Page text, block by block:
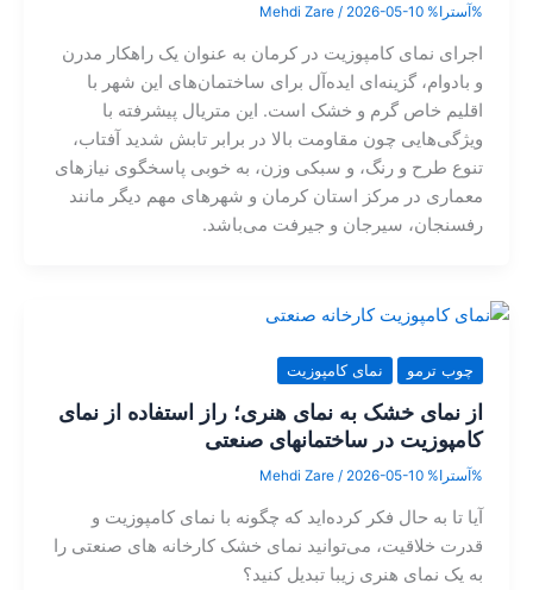
%آسترا% Mehdi Zare/ 2026-05-10
اجرای نمای کامپوزیت در کرمان به عنوان یک راهکار مدرن
و بادوام، گزینه‌ای ایده‌آل برای ساختمان‌های این شهر با
اقلیم خاص گرم و خشک است. این متریال پیشرفته با
ویژگی‌هایی چون مقاومت بالا در برابر تابش شدید آفتاب،
تنوع طرح و رنگ، و سبکی وزن، به خوبی پاسخگوی نیازهای
معماری در مرکز استان کرمان و شهرهای مهم دیگر مانند
رفسنجان، سیرجان و جیرفت می‌باشد.
چوب ترمو نمای کامپوزیت
از نمای خشک به نمای هنری؛ راز استفاده از نمای
کامپوزیت در ساختمانهای صنعتی
%آسترا% Mehdi Zare / 2026-05-10
آیا تا به حال فکر کرده‌اید که چگونه با نمای کامپوزیت و
قدرت خلاقیت، می‌توانید نمای خشک کارخانه های صنعتی را
به یک نمای هنری زیبا تبدیل کنید؟